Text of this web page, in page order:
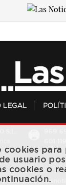
LEGAL
cookies para
usuario
cookies o